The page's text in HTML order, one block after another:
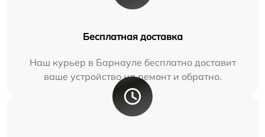
Бесплатная доставка
Наш курьер в Барнауле бесплатно доставит
ваше устройство на ремонт и обратно.